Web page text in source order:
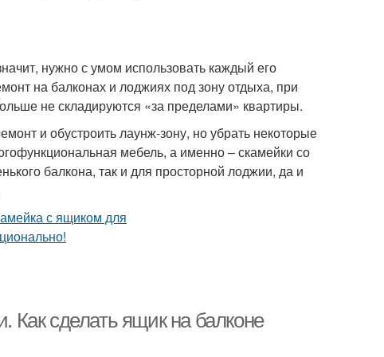
нужно с умом использовать каждый его
на балконах и лоджиях под зону отдыха, при
не складируются «за пределами» квартиры.
и обустроить лаунж-зону, но убрать некоторые
мебель, а именно – скамейки со
балкона, так и для просторной лоджии, да и
сделать ящик на балконе